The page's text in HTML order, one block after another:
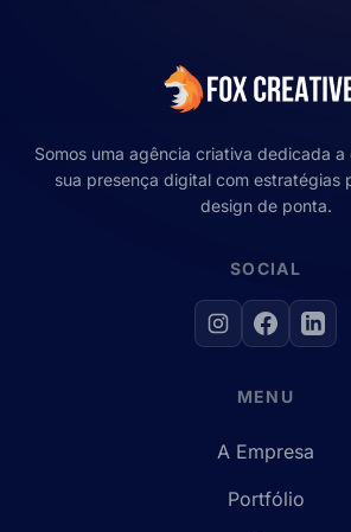
Somos uma agência criativa dedicada
sua presença digital com estratégias
design de ponta.
SOCIAL
MENU
A Empresa
Portfólio